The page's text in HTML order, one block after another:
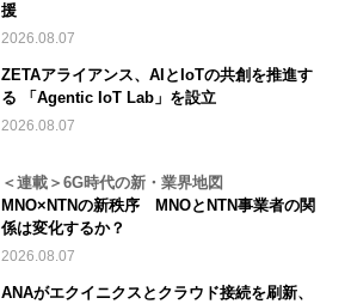
援
2026.08.07
ZETAアライアンス、AIとIoTの共創を推進す
る 「Agentic IoT Lab」を設立
2026.08.07
＜連載＞6G時代の新・業界地図
MNO×NTNの新秩序 MNOとNTN事業者の関
係は変化するか？
2026.08.07
ANAがエクイニクスとクラウド接続を刷新、